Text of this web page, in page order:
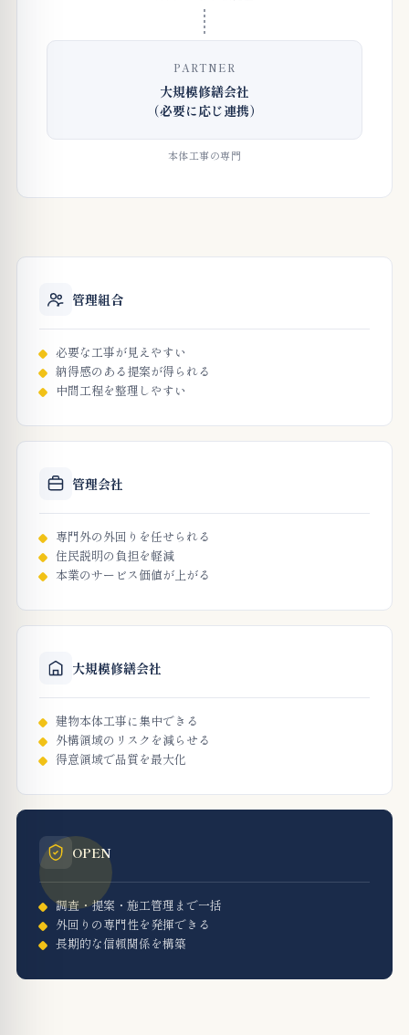
PARTNER
大規模修繕会社
（必要に応じ連携）
本体工事の専門
管理組合
必要な工事が見えやすい
納得感のある提案が得られる
中間工程を整理しやすい
管理会社
専門外の外回りを任せられる
住民説明の負担を軽減
本業のサービス価値が上がる
大規模修繕会社
建物本体工事に集中できる
外構領域のリスクを減らせる
得意領域で品質を最大化
OPEN
調査・提案・施工管理まで一括
外回りの専門性を発揮できる
長期的な信頼関係を構築